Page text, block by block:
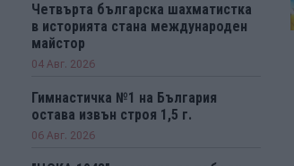
Четвърта българска шахматистка
в историята стана международен
майстор
04 Авг. 2026
Гимнастичка №1 на България
остава извън строя 1,5 г.
06 Авг. 2026